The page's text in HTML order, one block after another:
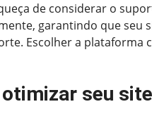
de considerar o
garantindo que seu
Escolher a
seu